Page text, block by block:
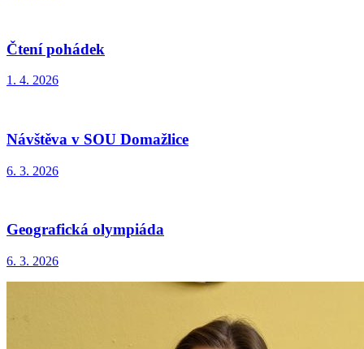
Čtení pohádek
1. 4. 2026
Návštěva v SOU Domažlice
6. 3. 2026
Geografická olympiáda
6. 3. 2026